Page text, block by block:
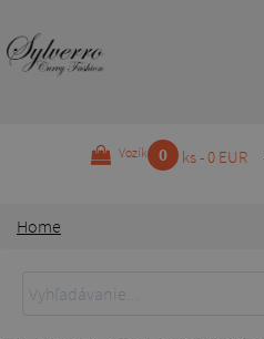
Vozík 0 ks - 0 EUR
Home